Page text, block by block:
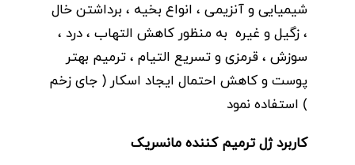
شیمیایی و آنزیمی ، انواع بخیه ، برداشتن خال
، زگیل و غیره به منظور کاهش التهاب ، درد ،
سوزش ، قرمزی و تسریع التیام ، ترمیم بهتر
پوست و کاهش احتمال ایجاد اسکار ( جای زخم
) استفاده نمود
کاربرد ژل ترمیم کننده مانسریک